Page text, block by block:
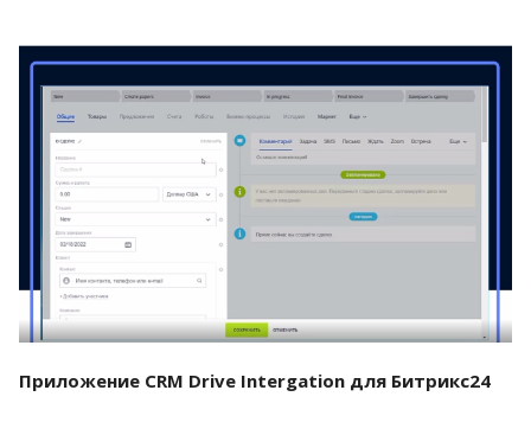
Смотреть проект
Приложение CRM Drive Intergation для Битрикс24